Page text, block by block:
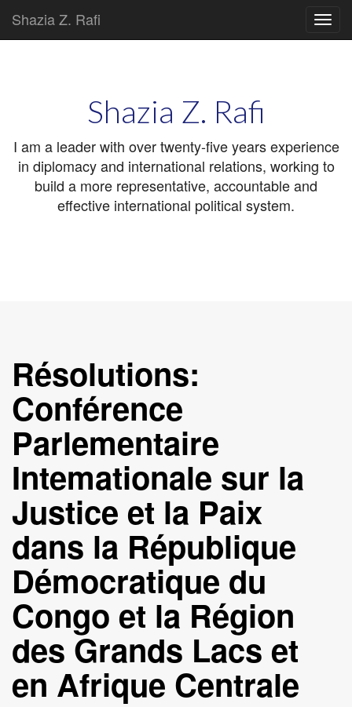
Shazia Z. Rafi
Main
Shazia Z. Rafi
I am a leader with over twenty-five years experience
in diplomacy and international relations, working to
build a more representative, accountable and
effective international political system.
Résolutions:
Conférence
Parlementaire
Intemationale sur la
Justice et la Paix
dans la République
Démocratique du
Congo et la Région
des Grands Lacs et
en Afrique Centrale